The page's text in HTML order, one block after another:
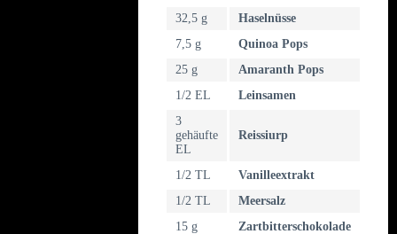
32,5 g
Haselnüsse
7,5 g
Quinoa Pops
25 g
Amaranth Pops
1/2 EL
Leinsamen
3
gehäufte
EL
Reissiurp
1/2 TL
Vanilleextrakt
1/2 TL
Meersalz
15 g
Zartbitterschokolade